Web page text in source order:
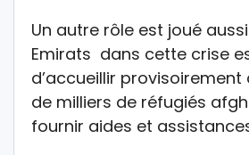
Un autre rôle est joué
Emirats dans cette crise
d’accueillir provisoirement
de milliers de réfugiés
fournir aides et